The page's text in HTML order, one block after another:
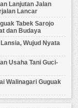
Lanjutan Jalan
Lancar
Tabek Sarojo
dan Budaya
Wujud Nyata
Usaha Tani Guci-
Walinagari Guguak